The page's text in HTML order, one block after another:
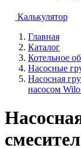
Калькулятор
Главная
Каталог
Котельное
Насосные
Насосная
насосом